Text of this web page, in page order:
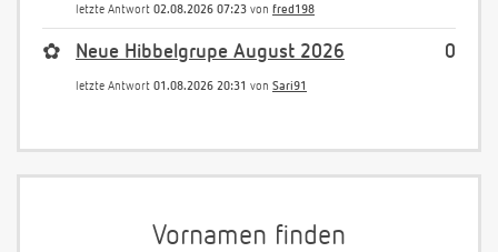
letzte Antwort 02.08.2026 07:23 von fred198
0
✿ Neue Hibbelgrupe August 2026
letzte Antwort 01.08.2026 20:31 von Sari91
Vornamen finden